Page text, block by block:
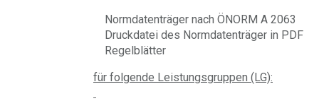
Normdatenträger nach ÖNORM A 2063
Druckdatei des Normdatenträger in PDF
Regelblätter
für folgende Leistungsgruppen (LG):